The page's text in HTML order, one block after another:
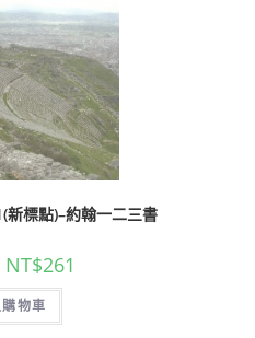
新標點)–約翰一二三書
NT$261
物車